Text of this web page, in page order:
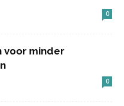
0
voor minder
0